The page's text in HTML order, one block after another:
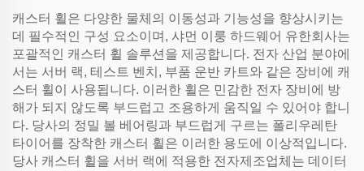
캐스터 휠은 다양한 물체의 이동성과 기능성을 향상시키는
데 필수적인 구성 요소이며, 샤먼 이룽 하드웨어 유한회사는
포괄적인 캐스터 휠 솔루션을 제공합니다. 전자 산업 분야에
서는 서버 랙, 테스트 벤치, 부품 운반 카트와 같은 장비에 캐
스터 휠이 사용됩니다. 이러한 휠은 민감한 전자 장비에 방
해가 되지 않도록 부드럽고 조용하게 움직일 수 있어야 합니
다. 당사의 정밀 볼 베어링과 부드럽게 구르는 폴리우레탄
타이어를 장착한 캐스터 휠은 이러한 용도에 이상적입니다.
당사 캐스터 휠을 서버 랙에 적용한 전자제조업체는 데이터